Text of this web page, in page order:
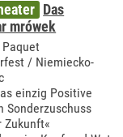
Das
mrówek
/ Niemiecko-
einzig Positive
Sonderzuschuss
Zukunft«